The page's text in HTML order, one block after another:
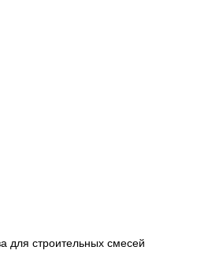
для строительных смесей